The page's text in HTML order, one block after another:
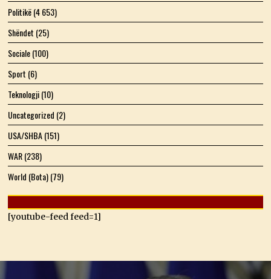
Politikë(4 653)
Shëndet (25)
Sociale(100)
Sport (6)
Teknologji(10)
Uncategorized (2)
USA/SHBA(151)
WAR(238)
World (Bota)(79)
[youtube-feed feed=1]